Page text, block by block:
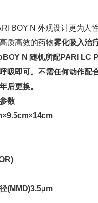
BOY N 外观设计更为人
质高效的药物雾化吸入治疗
N 随机所配PARI LC
吸即可。不需任何动作配
后更换。
数
(MMD)3.5μm